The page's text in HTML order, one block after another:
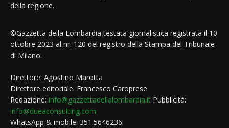
della regione.
©Gazzetta della Lombardia testata giornalistica registrata il 10
ottobre 2023 al nr. 120 del registro della Stampa del Tribunale
di Milano.
Direttore: Agostino Marotta
Direttore editoriale: Francesco Caroprese
Redazione: info@gazzettadellalombardia.it Pubblicità:
info@dueaconsulting.com
WhatsApp & mobile: 351.5646236